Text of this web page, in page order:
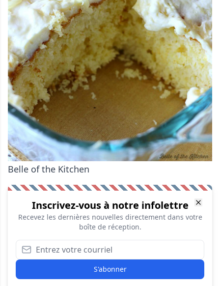
Belle of the Kitchen
Inscrivez-vous à notre infolettre
Recevez les dernières nouvelles directement dans votre
boîte de réception.
S'abonner